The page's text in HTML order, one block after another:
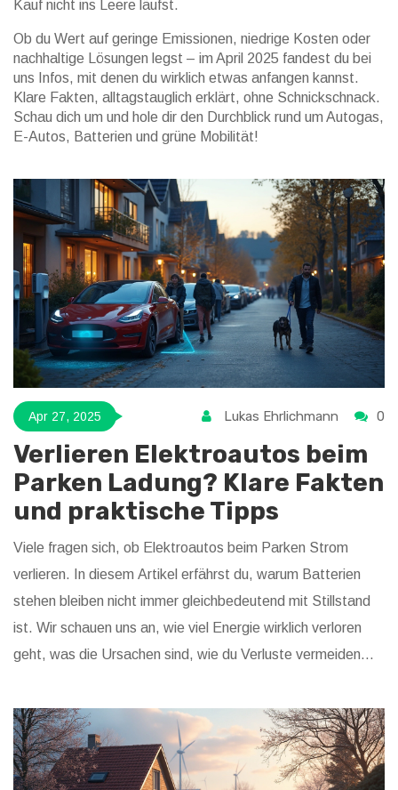
Kauf nicht ins Leere läufst.
Ob du Wert auf geringe Emissionen, niedrige Kosten oder
nachhaltige Lösungen legst – im April 2025 fandest du bei
uns Infos, mit denen du wirklich etwas anfangen kannst.
Klare Fakten, alltagstauglich erklärt, ohne Schnickschnack.
Schau dich um und hole dir den Durchblick rund um Autogas,
E-Autos, Batterien und grüne Mobilität!
Apr 27, 2025 Lukas Ehrlichmann 0
Verlieren Elektroautos beim
Parken Ladung? Klare Fakten
und praktische Tipps
Viele fragen sich, ob Elektroautos beim Parken Strom
verlieren. In diesem Artikel erfährst du, warum Batterien
stehen bleiben nicht immer gleichbedeutend mit Stillstand
ist. Wir schauen uns an, wie viel Energie wirklich verloren
geht, was die Ursachen sind, wie du Verluste vermeiden
Beispielen und Tipps aus dem Alltag rund um E-Autos bist
du bestens vorbereitet. Auch überraschende Fakten
kommen nicht zu kurz.